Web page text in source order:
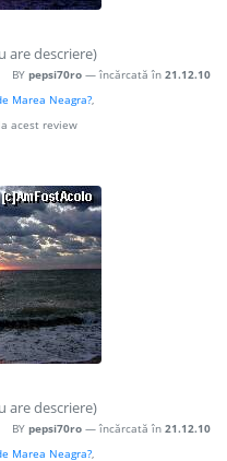
are descriere)
BY pepsi70ro — încărcată în 21.12.10
Marea Neagra?,
acest review
are descriere)
BY pepsi70ro — încărcată în 21.12.10
Marea Neagra?,